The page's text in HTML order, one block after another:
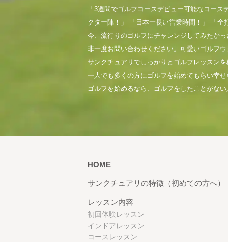
「3週間でゴルフコースデビュー可能なコー
クター陣！」 「日本一長い営業時間！」 「全
今、流行りのゴルフにチャレンジしてみたか
非一度お問い合わせください。可愛いゴルフ
サンクチュアリでしっかりとゴルフレッスン
一人でも多くの方にゴルフを始めてもらい幸
ゴルフを始めるなら、ゴルフをしたことがな
HOME
サンクチュアリの特徴（初めての方へ）
レッスン内容
初回体験レッスン
インドアレッスン
コースレッスン